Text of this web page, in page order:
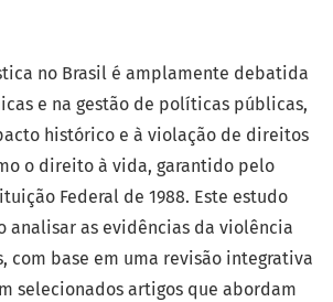
no Brasil é amplamente debatida
e na gestão de políticas públicas,
histórico e à violação de direitos
o direito à vida, garantido pelo
Federal de 1988. Este estudo
analisar as evidências da violência
com base em uma revisão integrativa
selecionados artigos que abordam